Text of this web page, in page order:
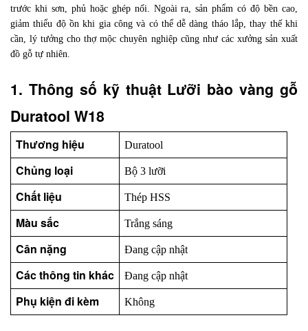
trước khi sơn, phủ hoặc ghép nối. Ngoài ra, sản phẩm có độ bền cao,
giảm thiểu độ ồn khi gia công và có thể dễ dàng tháo lắp, thay thế khi
cần, lý tưởng cho thợ mộc chuyên nghiệp cũng như các xưởng sản xuất
đồ gỗ tự nhiên.
1. Thông số kỹ thuật Lưỡi bào vàng gỗ
Duratool W18
Thương hiệu Duratool
Chủng loại Bộ 3 lưỡi
Chất liệu Thép HSS
Màu sắc Trắng sáng
Cân nặng Đang cập nhật
Các thông tin khác Đang cập nhật
Phụ kiện đi kèm Không